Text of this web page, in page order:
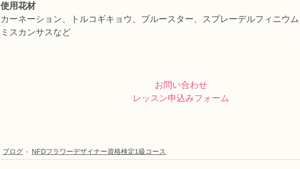
使用花材
カーネーション、トルコギキョウ、ブルースター、スプレーデルフィニウム
ミスカンサスなど
お問い合わせ
レッスン申込みフォーム
ブログ NFDフラワーデザイナー資格検定1級コース